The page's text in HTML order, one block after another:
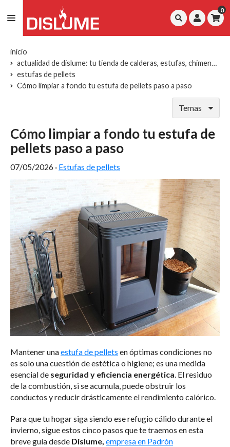
0
inicio
actualidad de dislume: tu tienda de calderas, estufas, chimeneas y repuestos
estufas de pellets
Cómo limpiar a fondo tu estufa de pellets paso a paso
Temas
Cómo limpiar a fondo tu estufa de
pellets paso a paso
07/05/2026 · Estufas de pellets
Mantener unaestufa de pellets en óptimas condiciones no
es solo una cuestión de estética o higiene; es una medida
esencial de seguridad y eficiencia energética. El residuo
de la combustión, si se acumula, puede obstruir los
conductos y reducir drásticamente el rendimiento calórico.
Para que tu hogar siga siendo ese refugio cálido durante el
invierno, sigue estos cinco pasos que te traemos en esta
breve guía desde Dislume, empresa en Padrón